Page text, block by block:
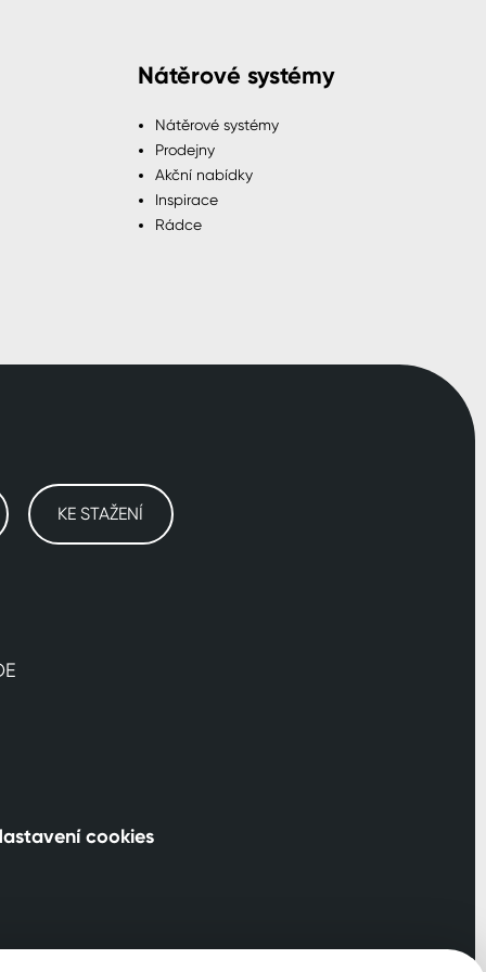
Nátěrové systémy
Nátěrové systémy
Prodejny
Akční nabídky
Inspirace
Rádce
KE STAŽENÍ
cookies